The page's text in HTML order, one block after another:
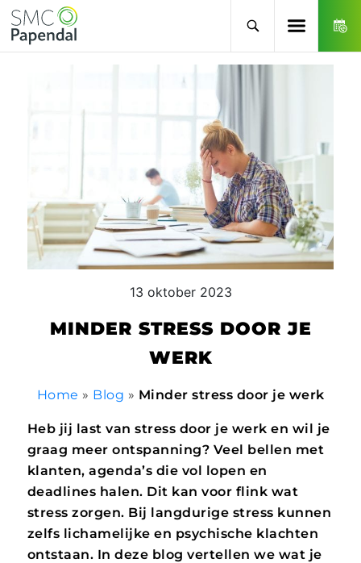
13 oktober 2023
MINDER STRESS DOOR JE
WERK
Home » Blog » Minder stress door je werk
Heb jij last van stress door je werk en wil je
graag meer ontspanning? Veel bellen met
klanten, agenda’s die vol lopen en
deadlines halen. Dit kan voor flink wat
stress zorgen. Bij langdurige stress kunnen
zelfs lichamelijke en psychische klachten
ontstaan. In deze blog vertellen we wat je